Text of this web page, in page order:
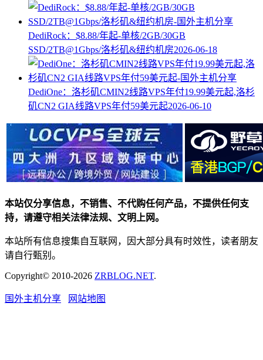
DediRock：$8.88/年起-单核/2GB/30GB
SSD/2TB@1Gbps/洛杉矶&纽约机房2026-06-18
DediOne：洛杉矶CMIN2线路VPS年付19.99美元起,洛杉
矶CN2 GIA线路VPS年付59美元起2026-06-10
本站仅分享信息，不销售、不代购任何产品，不提供任何支
持，请遵守相关法律法规、文明上网。
本站所有信息搜集自互联网，因大部分具有时效性，读者朋友
请自行甄别。
Copyright© 2010-2026 ZRBLOG.NET.
国外主机分享 网站地图